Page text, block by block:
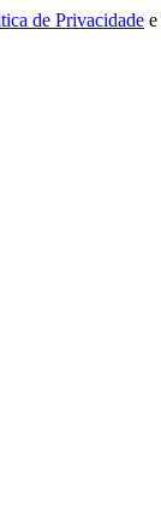
de Privacidade e